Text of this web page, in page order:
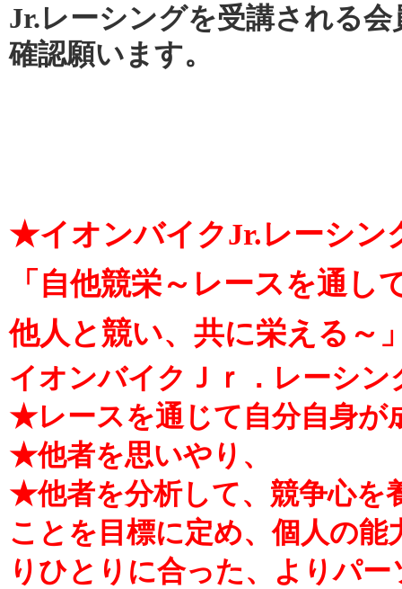
Jr.レーシングを受講される
確認願います。
★イオンバイクJr.レーシン
「自他競栄～レースを通し
他人と競い、共に栄える～
イオンバイクＪｒ．レーシン
★レースを通じて自分自身が
★他者を思いやり、
★他者を分析して、競争心を
ことを目標に定め、個人の能
りひとりに合った、よりパ